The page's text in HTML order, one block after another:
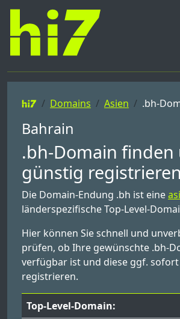
Domains Asien .bh-
Bahrain
.bh-Domain finden
günstig registrieren
Die Domain-Endung .bh ist eine
länderspezifische Top-Level-
Hier können Sie schnell und
prüfen, ob Ihre gewünschte .bh-
verfügbar ist und diese ggf.
registrieren.
Top-Level-Domain: